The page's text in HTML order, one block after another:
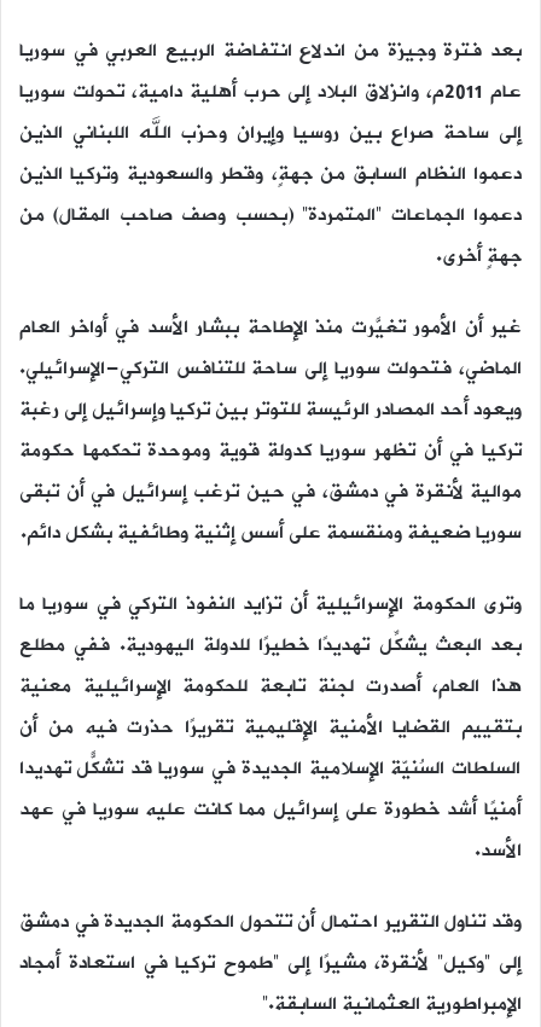
بعد فترة وجيزة من اندلاع انتفاضة الربيع العربي في سوريا
عام 2011م، وانزلاق البلاد إلى حرب أهلية دامية، تحولت سوريا
إلى ساحة صراع بين روسيا وإيران وحزب الله اللبناني الذين
دعموا النظام السابق من جهةٍ، وقطر والسعودية وتركيا الذين
دعموا الجماعات “المتمردة” (بحسب وصف صاحب المقال) من
جهةٍ أخرى.
غير أن الأمور تغيَّرت منذ الإطاحة ببشار الأسد في أواخر العام
الماضي، فتحولت سوريا إلى ساحة للتنافس التركي-الإسرائيلي.
ويعود أحد المصادر الرئيسة للتوتر بين تركيا وإسرائيل إلى رغبة
تركيا في أن تظهر سوريا كدولة قوية وموحدة تحكمها حكومة
موالية لأنقرة في دمشق، في حين ترغب إسرائيل في أن تبقى
سوريا ضعيفة ومنقسمة على أسس إثنية وطائفية بشكل دائم.
وترى الحكومة الإسرائيلية أن تزايد النفوذ التركي في سوريا ما
بعد البعث يشكِّل تهديدًا خطيرًا للدولة اليهودية. ففي مطلع
هذا العام، أصدرت لجنة تابعة للحكومة الإسرائيلية معنية
بتقييم القضايا الأمنية الإقليمية تقريرًا حذرت فيه من أن
السلطات السُنيّة الإسلامية الجديدة في سوريا قد تشكّل تهديدًا
أمنيًا أشد خطورة على إسرائيل مما كانت عليه سوريا في عهد
الأسد.
وقد تناول التقرير احتمال أن تتحول الحكومة الجديدة في دمشق
إلى “وكيل” لأنقرة، مشيرًا إلى “طموح تركيا في استعادة أمجاد
الإمبراطورية العثمانية السابقة.”